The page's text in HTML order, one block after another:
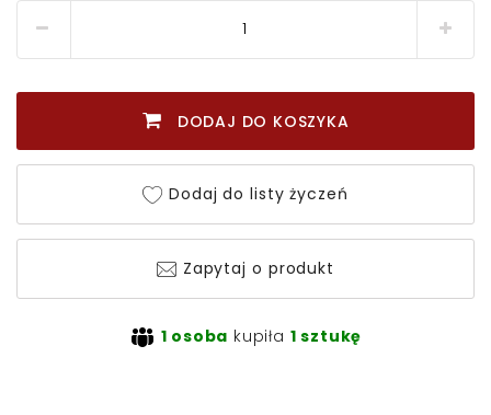
DODAJ DO KOSZYKA
Dodaj do listy życzeń
Zapytaj o produkt
1 osoba kupiła 1 sztukę